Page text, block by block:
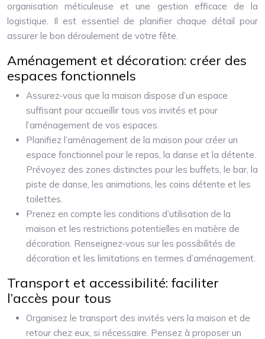
organisation méticuleuse et une gestion efficace de la
logistique. Il est essentiel de planifier chaque détail pour
assurer le bon déroulement de votre fête.
Aménagement et décoration: créer des
espaces fonctionnels
Assurez-vous que la maison dispose d’un espace
suffisant pour accueillir tous vos invités et pour
l’aménagement de vos espaces.
Planifiez l’aménagement de la maison pour créer un
espace fonctionnel pour le repas, la danse et la détente.
Prévoyez des zones distinctes pour les buffets, le bar, la
piste de danse, les animations, les coins détente et les
toilettes.
Prenez en compte les conditions d’utilisation de la
maison et les restrictions potentielles en matière de
décoration. Renseignez-vous sur les possibilités de
décoration et les limitations en termes d’aménagement.
Transport et accessibilité: faciliter
l’accès pour tous
Organisez le transport des invités vers la maison et de
retour chez eux, si nécessaire. Pensez à proposer un